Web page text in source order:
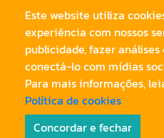
49
© Copyright 2020.Radio Tri
Este website utiliza
experiência com nossos
publicidade, fazer
conectá-lo com mídias
Para mais informações,
Política de cookies
Concordar e fechar